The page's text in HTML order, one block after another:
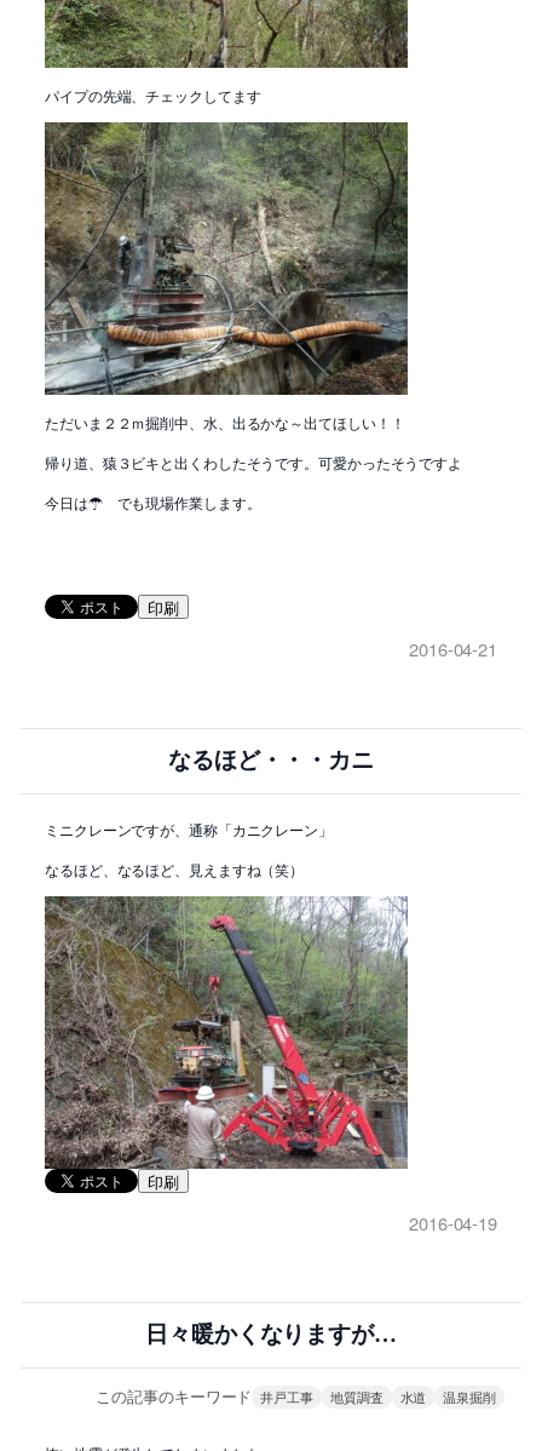
パイプの先端、チェックしてます
ただいま２２ｍ掘削中、水、出るかな～出てほしい！！
帰り道、猿３ビキと出くわしたそうです。可愛かったそうですよ
今日は☂ でも現場作業します。
印刷
2016-04-21
なるほど・・・カニ
ミニクレーンですが、通称「カニクレーン」
なるほど、なるほど、見えますね（笑）
印刷
2016-04-19
日々暖かくなりますが…
この記事のキーワード 井戸工事 地質調査 水道 温泉掘削